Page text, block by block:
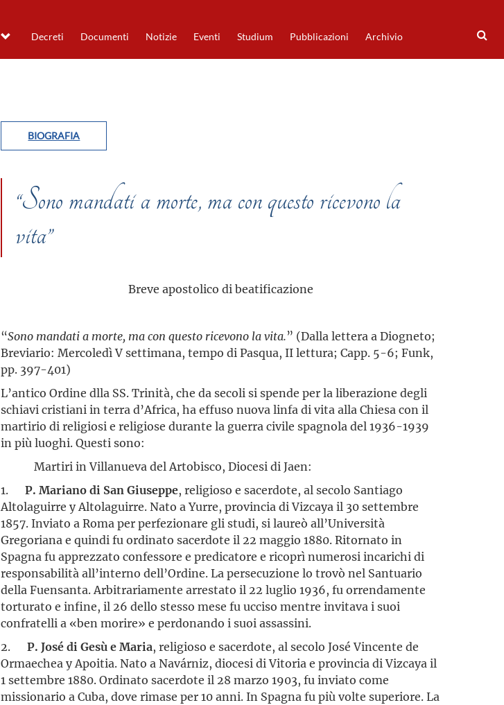
Decreti Documenti Notizie Eventi Studium Pubblicazioni Archivio
BIOGRAFIA
“Sono mandati a morte, ma con questo ricevono la
vita”
Breve apostolico di beatificazione
“Sono mandati a morte, ma con questo ricevono la vita.” (Dalla lettera a Diogneto;
Breviario: Mercoledì V settimana, tempo di Pasqua, II lettura; Capp. 5-6; Funk,
pp. 397-401)
L’antico Ordine dlla SS. Trinità, che da secoli si spende per la liberazione degli
schiavi cristiani in terra d’Africa, ha effuso nuova linfa di vita alla Chiesa con il
martirio di religiosi e religiose durante la guerra civile spagnola del 1936-1939
in più luoghi. Questi sono:
Martiri in Villanueva del Artobisco, Diocesi di Jaen:
1.P. Mariano di San Giuseppe, religioso e sacerdote, al secolo Santiago
Altolaguirre y Altolaguirre. Nato a Yurre, provincia di Vizcaya il 30 settembre
1857. Inviato a Roma per perfezionare gli studi, si laureò all’Università
Gregoriana e quindi fu ordinato sacerdote il 22 maggio 1880. Ritornato in
Spagna fu apprezzato confessore e predicatore e ricoprì numerosi incarichi di
responsabilità all’interno dell’Ordine. La persecuzione lo trovò nel Santuario
della Fuensanta. Arbitrariamente arrestato il 22 luglio 1936, fu orrendamente
torturato e infine, il 26 dello stesso mese fu ucciso mentre invitava i suoi
confratelli a «ben morire» e perdonando i suoi assassini.
2.
P. José di Gesù e Maria, religioso e sacerdote, al secolo José Vincente de
Ormaechea y Apoitia. Nato a Navárniz, diocesi di Vitoria e provincia di Vizcaya il
1 settembre 1880. Ordinato sacerdote il 28 marzo 1903, fu inviato come
missionario a Cuba, dove rimase per 10 anni. In Spagna fu più volte superiore. La